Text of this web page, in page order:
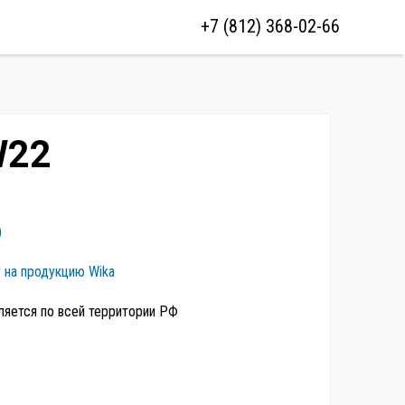
+7 (812) 368-02-66
на продукцию Wika
по всей территории РФ